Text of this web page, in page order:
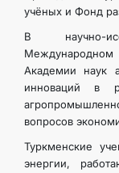
учёных и Фонд
В научно-
Академии наук
инноваций в
вопросов
Туркменские
энергии,